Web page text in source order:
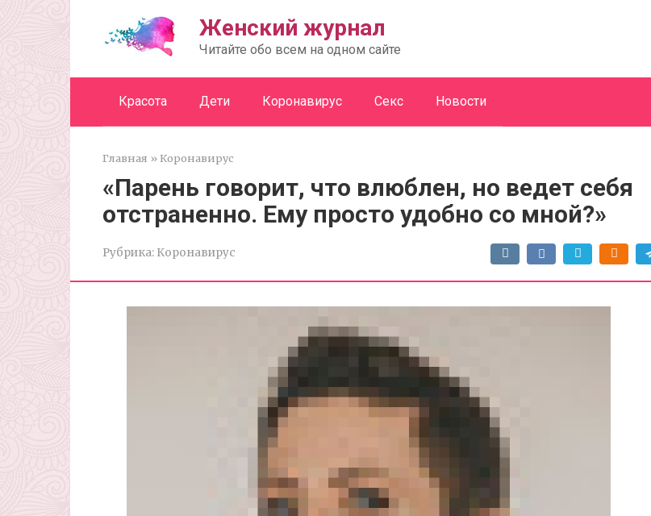
Женский журнал
Читайте обо всем на одном сайте
Красота Дети Коронавирус Секс Новости
Главная »Коронавирус
«Парень говорит, что влюблен, но ведет себя
отстраненно. Ему просто удобно со мной?»
Рубрика: Коронавирус